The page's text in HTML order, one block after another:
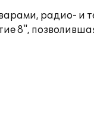
радио- и
8",